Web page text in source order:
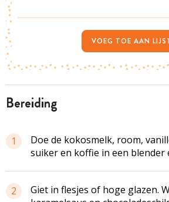
bereiding
1
Doe de kokosmelk, room,
suiker en koffie in een blender
2
Giet in flesjes of hoge glazen.
VOEG TOE AAN